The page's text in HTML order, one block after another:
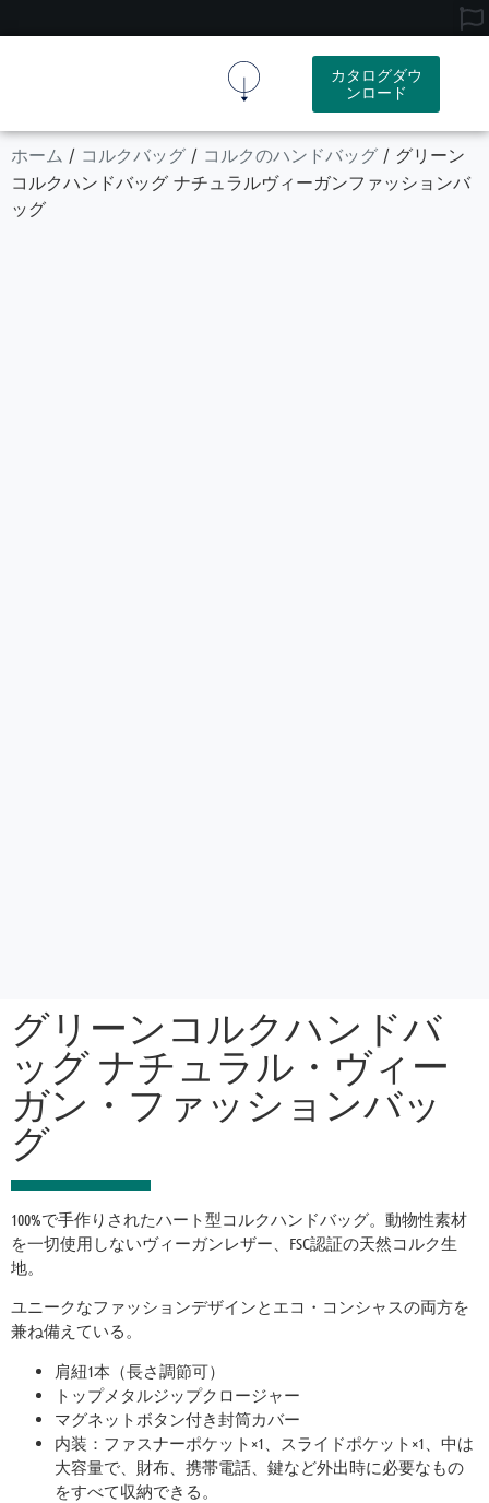
カタログダウ
ンロード
ホーム / コルクバッグ / コルクのハンドバッグ / グリーン
コルクハンドバッグ ナチュラルヴィーガンファッションバ
ッグ
グリーンコルクハンドバ
ッグ ナチュラル・ヴィー
ガン・ファッションバッ
グ
100%で手作りされたハート型コルクハンドバッグ。動物性素材
を一切使用しないヴィーガンレザー、FSC認証の天然コルク生
地。
ユニークなファッションデザインとエコ・コンシャスの両方を
兼ね備えている。
肩紐1本（長さ調節可）
トップメタルジップクロージャー
マグネットボタン付き封筒カバー
内装：ファスナーポケット×1、スライドポケット×1、中は
大容量で、財布、携帯電話、鍵など外出時に必要なもの
をすべて収納できる。